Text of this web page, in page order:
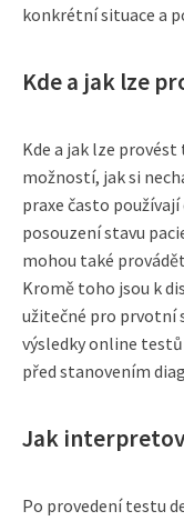
konkrétní situace a
Kde a jak lze
Kde a jak lze
možností, jak si
praxe často
posouzení stavu
mohou také
Kromě toho jsou k
užitečné pro prvotní
výsledky online
před stanovením
Jak
Po provedení testu